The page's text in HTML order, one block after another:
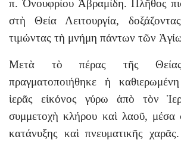
π. Ὀνουφρίου Ἀβραμίδη. Πλῆθος
στὴ Θεία Λειτουργία,
τιμώντας τὴ μνήμη πάντων τῶν
Μετὰ τὸ πέρας τῆς Θείας
πραγματοποιήθηκε ἡ
ἱερᾶς εἰκόνος γύρω ἀπὸ τὸν
συμμετοχὴ κλήρου καὶ λαοῦ, μέσα
κατάνυξης καὶ πνευματικῆς